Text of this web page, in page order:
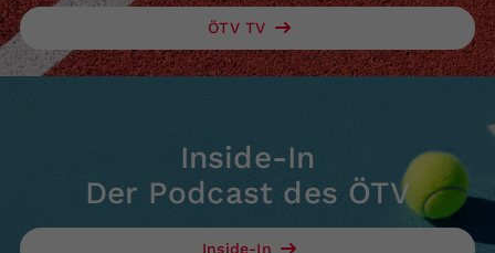
ÖTV TV
Inside-In
Der Podcast des ÖTV
Inside-In